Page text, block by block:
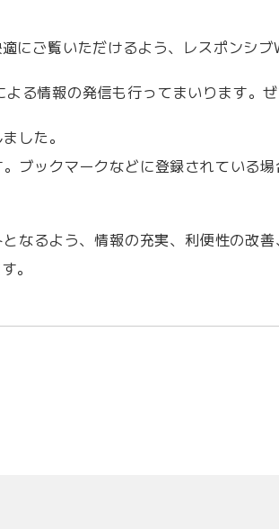
にご覧いただけるよう、レスポンシブ
よる情報の発信も行ってまいります。
した。
。ブックマークなどに登録されている
なるよう、情報の充実、利便性の改
。